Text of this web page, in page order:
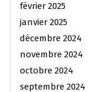
février 2025
janvier 2025
décembre 2024
novembre 2024
octobre 2024
septembre 2024